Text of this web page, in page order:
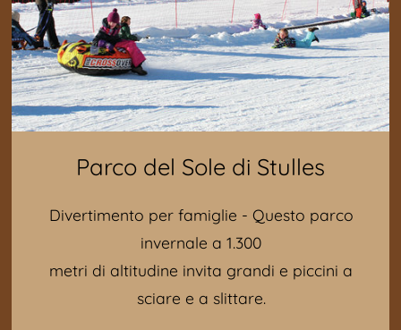
Parco del Sole di Stulles
Divertimento per famiglie - Questo parco
invernale a 1.300
metri di altitudine invita grandi e piccini a
sciare e a slittare.